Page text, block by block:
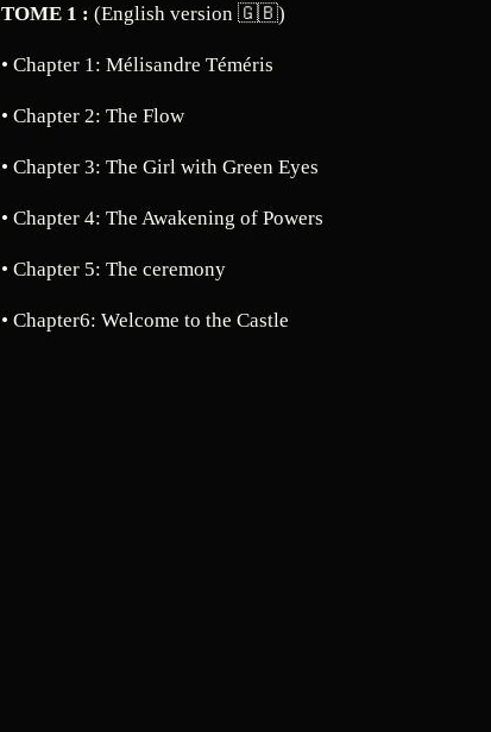
TOME 1 : (English version 🇬🇧)
• Chapter 1: Mélisandre Téméris
• Chapter 2: The Flow
• Chapter 3: The Girl with Green Eyes
• Chapter 4: The Awakening of Powers
• Chapter 5: The ceremony
• Chapter6: Welcome to the Castle